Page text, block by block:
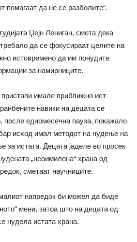
помагаат да не се разболите“.
Џејн Лениган, смета дека
да се фокусираат целите на
истовремено да им понудите
за намирниците.
имале приближно ист
навики на децата се
после едномесечна пауза, покажало
исход имал методот на нудење на
за истата. Децата јаделе во просек
„неоимилена“ храна од
сметаат научниците.
напредок би можел да биде
мени, затоа што на децата од
нудела истата храна.